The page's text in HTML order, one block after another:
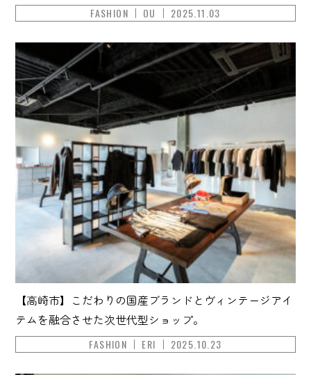
FASHION OU 2025.11.03
【高崎市】こだわりの国産ブランドとヴィンテージアイ
テムを融合させた次世代型ショップ。
FASHION ERI 2025.10.23